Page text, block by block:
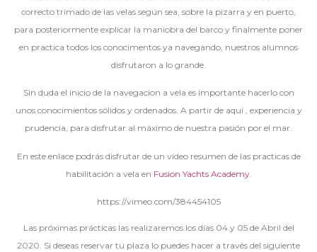
correcto trimado de las velas según sea, sobre la pizarra y en puerto,
para posteriormente explicar la maniobra del barco y finalmente poner
en practica todos los conocimentos ya navegando, nuestros alumnos
disfrutaron a lo grande.
Sin duda el inicio de la navegacion a vela es importante hacerlo con
unos conocimientos sólidos y ordenados. A partir de aquí , experiencia y
prudencia, para disfrutar al máximo de nuestra pasión por el mar.
En este enlace podrás disfrutar de un video resumen de las practicas de
habilitación a vela en Fusion Yachts Academy.
https://vimeo.com/384454105
Las próximas prácticas las realizaremos los días 04 y 05 de Abril del
2020. Si deseas reservar tu plaza lo puedes hacer a través del siguiente